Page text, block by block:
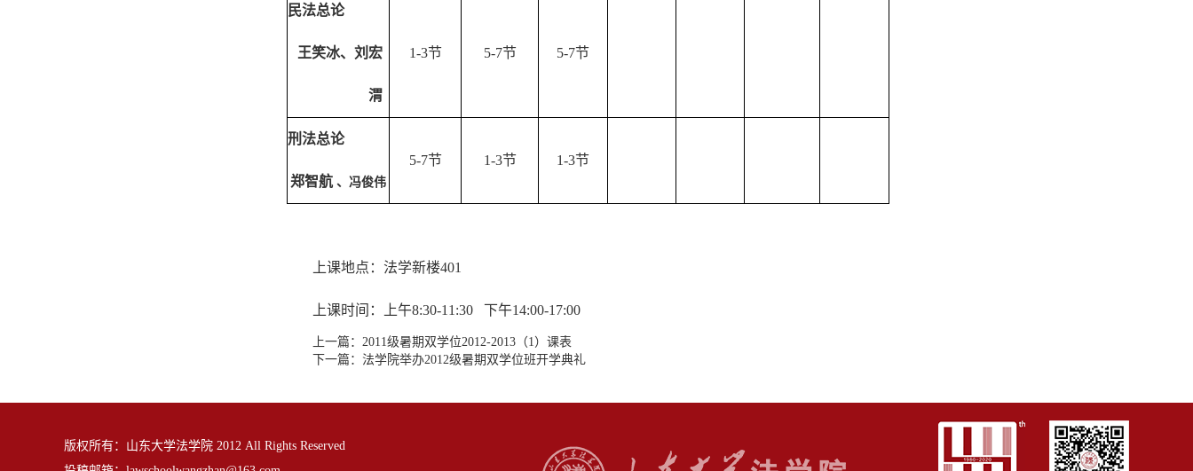
民法总论
王笑冰、刘宏
渭
1-3节 5-7节 5-7节
刑法总论
郑智航 、冯俊伟
5-7节 1-3节 1-3节
上课地点：法学新楼401
上课时间：上午8:30-11:30 下午14:00-17:00
上一篇： 2011级暑期双学位2012-2013（1）课表
下一篇： 法学院举办2012级暑期双学位班开学典礼
版权所有：山东大学法学院 2012 All Rights Reserved